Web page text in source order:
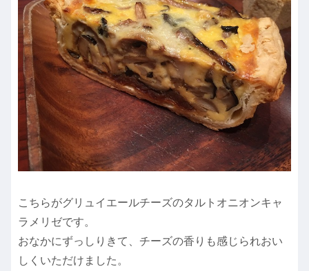
こちらがグリュイエールチーズのタルトオニオンキャ
ラメリゼです。
おなかにずっしりきて、チーズの香りも感じられおい
しくいただけました。